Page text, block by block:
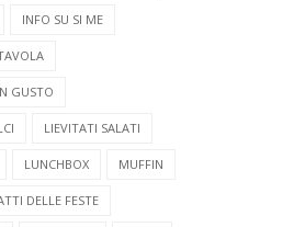
INFO SU SI ME
GUSTO
LIEVITATI SALATI
LUNCHBOX MUFFIN
DELLE FESTE